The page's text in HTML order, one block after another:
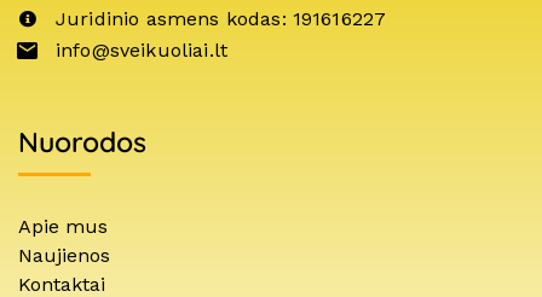
Juridinio asmens kodas: 191616227
info@sveikuoliai.lt
Nuorodos
Apie mus
Naujienos
Kontaktai